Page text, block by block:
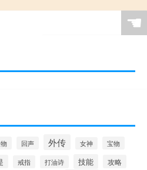
☚
物 回声 外传 女神 宝物
戒指 打油诗 技能 攻略